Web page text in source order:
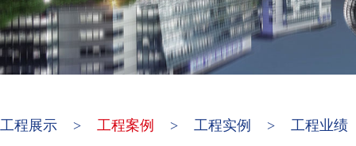
工程展示 > 工程案例 > 工程实例 > 工程业绩